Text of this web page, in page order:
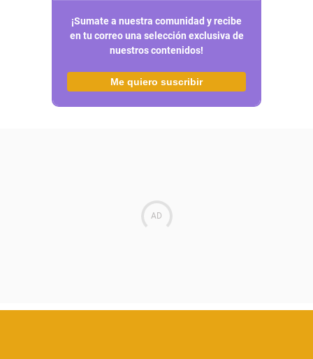
¡Sumate a nuestra comunidad y recibe
en tu correo una selección exclusiva de
nuestros contenidos!
Me quiero suscribir